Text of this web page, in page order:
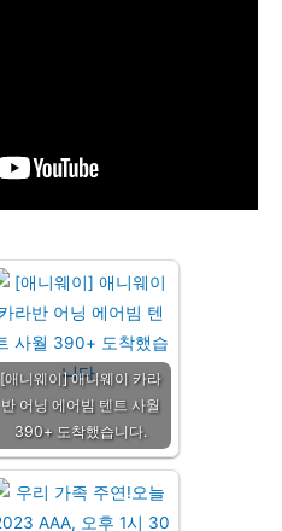
[애니웨이] 애니웨이 카라
반 어닝 에어빔 텐트 사월
390+ 도착했습니다.